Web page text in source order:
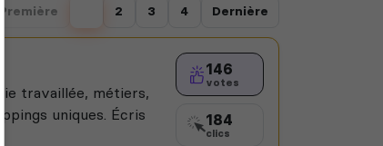
Première 2 3 4 Dernière
travaillée, métiers,
uniques. Écris
146
votes
184
clics